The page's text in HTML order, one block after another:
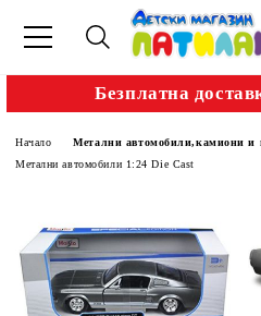
Безплатна
Начало
Метални автомобили,камиони и
Метални автомобили 1:24 Die Cast